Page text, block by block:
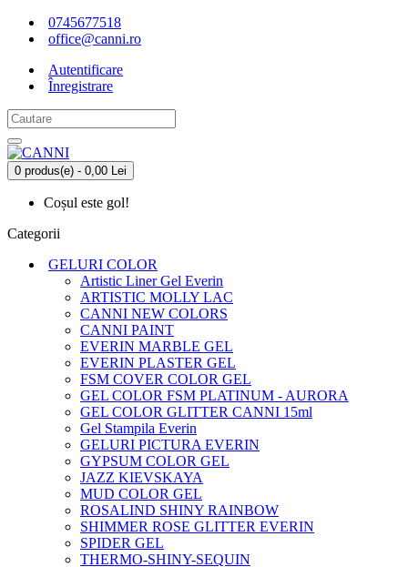
0745677518
office@canni.ro
Autentificare
Înregistrare
0 produs(e) - 0,00 Lei
Coșul este gol!
Categorii
GELURI COLOR
Artistic Liner Gel Everin
ARTISTIC MOLLY LAC
CANNI NEW COLORS
CANNI PAINT
EVERIN MARBLE GEL
EVERIN PLASTER GEL
FSM COVER COLOR GEL
GEL COLOR FSM PLATINUM - AURORA
GEL COLOR GLITTER CANNI 15ml
Gel Stampila Everin
GELURI PICTURA EVERIN
GYPSUM COLOR GEL
JAZZ KIEVSKAYA
MUD COLOR GEL
ROSALIND SHINY RAINBOW
SHIMMER ROSE GLITTER EVERIN
SPIDER GEL
THERMO-SHINY-SEQUIN